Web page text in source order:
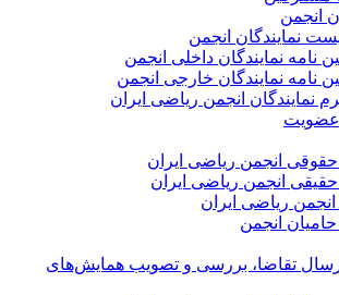
انجمن
نمایندگان انجمن
نامه نمایندگان داخلی انجمن
نامه نمایندگان خارجی انجمن
نمایندگان انجمن ریاضی ایران
عضویت
حقوقی انجمن ریاضی ایران
انجمن ریاضی ایران
ریاضی ایران
انجمن
ارسال تقاضا، بررسی و تصویب همایش‌های